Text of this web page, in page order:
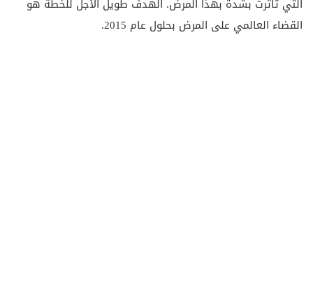
القضاء العالمي على المرض بحلول عام 2015.